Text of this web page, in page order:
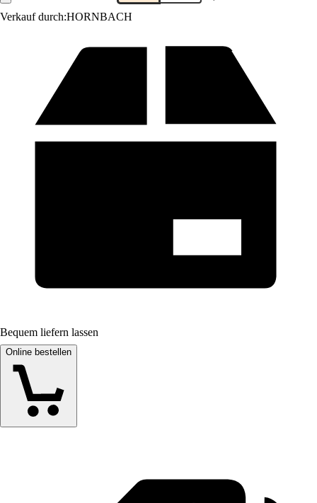
Verkauf durch:HORNBACH
Bequem liefern lassen
Online bestellen